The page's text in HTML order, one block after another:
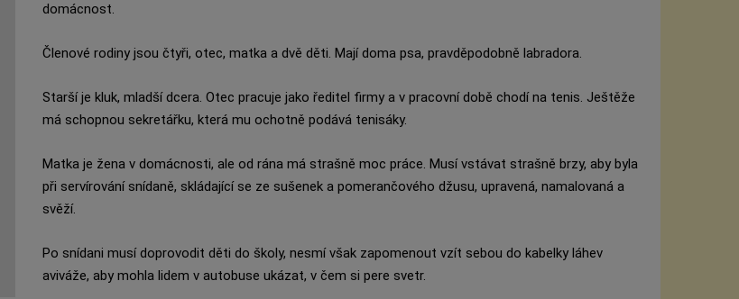
domácnost.
Členové rodiny jsou čtyři, otec, matka a dvě děti. Mají doma psa, pravděpodobně labradora.
Starší je kluk, mladší dcera. Otec pracuje jako ředitel firmy a v pracovní době chodí na tenis. Ještěže
má schopnou sekretářku, která mu ochotně podává tenisáky.
Matka je žena v domácnosti, ale od rána má strašně moc práce. Musí vstávat strašně brzy, aby byla
při servírování snídaně, skládající se ze sušenek a pomerančového džusu, upravená, namalovaná a
svěží.
Po snídani musí doprovodit děti do školy, nesmí však zapomenout vzít sebou do kabelky láhev
aviváže, aby mohla lidem v autobuse ukázat, v čem si pere svetr.